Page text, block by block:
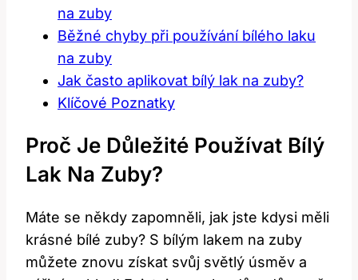
na zuby
Běžné chyby při⁢ používání bílého laku‍
na zuby
Jak‍ často aplikovat bílý lak na⁢ zuby?
Klíčové⁣ Poznatky
Proč Je Důležité Používat Bílý
Lak Na Zuby?
Máte se někdy zapomněli, jak jste kdysi⁢ měli
krásné bílé zuby?⁣ S bílým lakem na zuby
můžete‌ znovu získat ‍svůj světlý úsměv ⁤a